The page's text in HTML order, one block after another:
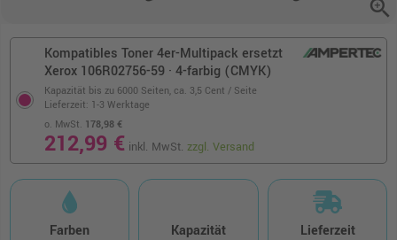
zoom_in
Kompatibles Toner 4er-Multipack ersetzt
Xerox 106R02756-59 · 4-farbig (CMYK)
Kapazität bis zu 6000 Seiten, ca. 3,5 Cent / Seite
o. MwSt. 178,98 €
212,99 € inkl. MwSt.zzgl. Versand
Lieferzeit: 1-3 Werktage
Farben Kapazität Lieferzeit